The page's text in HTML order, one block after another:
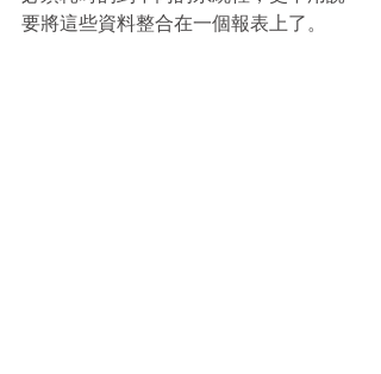
要將這些資料整合在一個報表上了。